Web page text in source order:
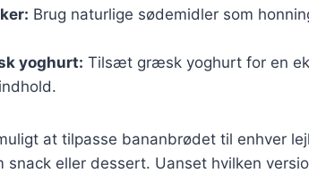
Brug naturlige sødemidler som
yoghurt: Tilsæt græsk yoghurt for en
at tilpasse bananbrødet til enhver
snack eller dessert. Uanset hvilken